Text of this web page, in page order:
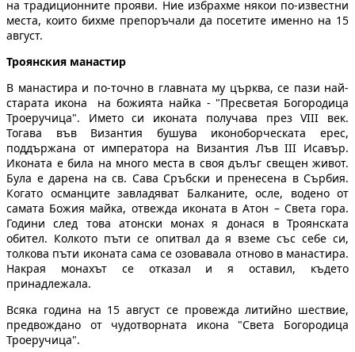
на традиционните прояви. Ние избрахме някои по-известни
места, които бихме препоръчали да посетите именно на 15
август.
Троянския манастир
В манастира и по-точно в главната му църква, се пази най-
старата икона на божията найка - "Пресветая Богородица
Троеручица". Името си иконата получава през VIII век.
Тогава във Византия бушува иконоборческата ерес,
поддържана от императора на Византия Лъв III Исавър.
Иконата е била на много места в своя дълъг свещен живот.
Була е дарена на св. Сава Сръбски и пренесена в Сърбия.
Когато османците завладяват Балканите, осле, водено от
самата Божия майка, отвежда иконата в Атон – Света гора.
Години след това атонски монах я донася в Троянската
обител. Колкото пъти се опитвал да я вземе със себе си,
толкова пъти иконата сама се озовавала отново в манастира.
Накрая монахът се отказал и я оставил, където
принадлежала.
Всяка година на 15 август се провежда литийно шествие,
предвождано от чудотворната икона "Света Богородица
Троеручица".